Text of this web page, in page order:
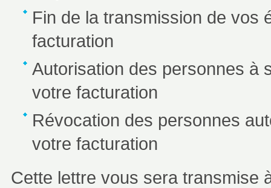
Fin de la transmission de vos
facturation
Autorisation des personnes à
votre facturation
Révocation des personnes
votre facturation
Cette lettre vous sera transmise